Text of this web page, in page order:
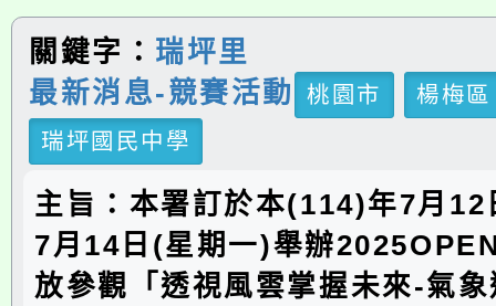
關鍵字： 瑞坪里
最新消息-競賽活動
桃園市
楊梅區
瑞坪國民中學
主旨：本署訂於本(114)年7月
7月14日(星期一)舉辦
放參觀「透視風雲掌握未來-氣